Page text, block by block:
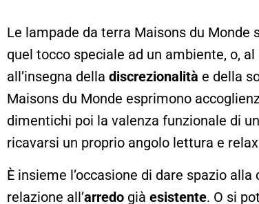
Le lampade da terra Maisons du Monde
quel tocco speciale ad un ambiente, o,
all’insegna della discrezionalità e della
Maisons du Monde esprimono
dimentichi poi la valenza funzionale di
ricavarsi un proprio angolo lettura e
È insieme l’occasione di dare spazio
relazione all’arredo già esistente. O si